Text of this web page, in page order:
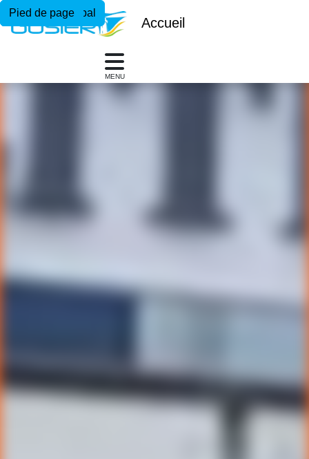
Menu principal
Contenu principal
Pied de page
Accueil
MENU